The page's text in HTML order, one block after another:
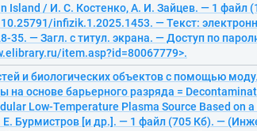
Island / И. С. Костенко, А. И. Зайцев. — 1
infizik.1.2025.1453. — Текст:
— Загл. с титул. экрана. — Доступ по
item.asp?id=80067779>.
и биологических объектов с помощью
на основе барьерного разряда =
Low-Temperature Plasma Source Based on
Бурмистров [и др.]. — 1 файл (705 Кб). —